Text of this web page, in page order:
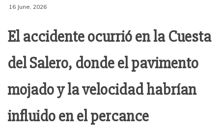
16 June, 2026
El accidente ocurrió en la Cuesta
del Salero, donde el pavimento
mojado y la velocidad habrían
influido en el percance